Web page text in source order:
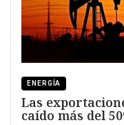
ENERGÍA
Las
caído más del